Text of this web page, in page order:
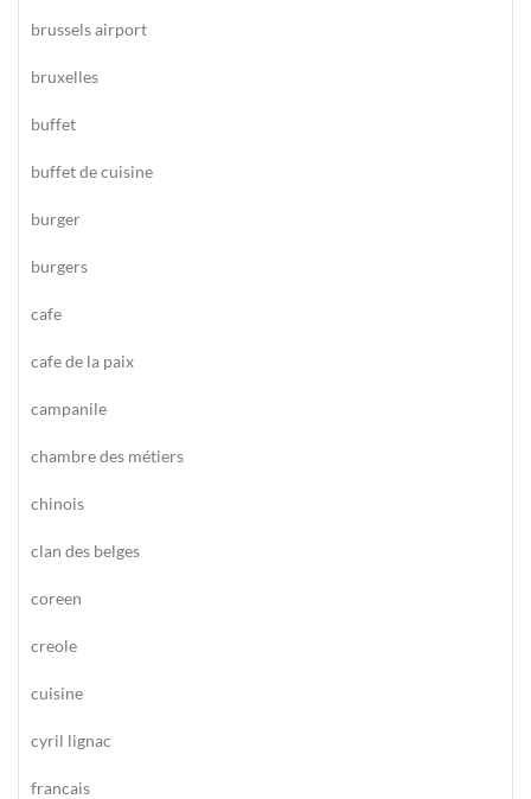
brussels airport
bruxelles
buffet
buffet de cuisine
burger
burgers
cafe
cafe de la paix
campanile
chambre des métiers
chinois
clan des belges
coreen
creole
cuisine
cyril lignac
francais